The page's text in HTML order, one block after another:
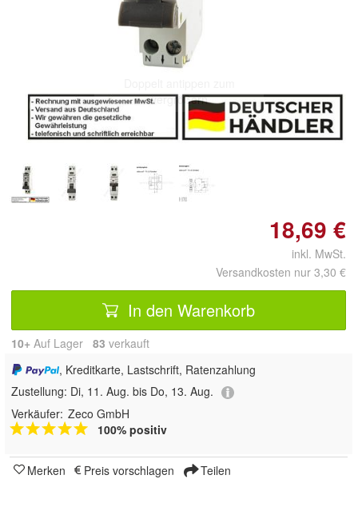
vergrößern
18,69 €
inkl. MwSt.
Versandkosten nur 3,30 €
In den Warenkorb
10+ Auf Lager 83 verkauft
, Kreditkarte, Lastschrift, Ratenzahlung
Zustellung: Di, 11. Aug. bis Do, 13. Aug.
Verkäufer: Zeco GmbH
100% positiv
Merken Preis vorschlagen Teilen